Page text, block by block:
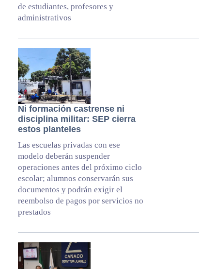
de estudiantes, profesores y
administrativos
Ni formación castrense ni
disciplina militar: SEP cierra
estos planteles
Las escuelas privadas con ese
modelo deberán suspender
operaciones antes del próximo ciclo
escolar; alumnos conservarán sus
documentos y podrán exigir el
reembolso de pagos por servicios no
prestados